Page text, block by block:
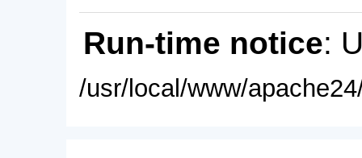
Run-time notice:
/usr/local/www/